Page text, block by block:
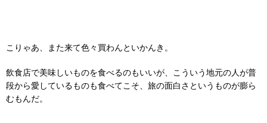
こりゃあ、また来て色々買わんといかんき。
飲食店で美味しいものを食べるのもいいが、こういう地元の人が普
段から愛しているものも食べてこそ、旅の面白さというものが膨ら
むもんだ。